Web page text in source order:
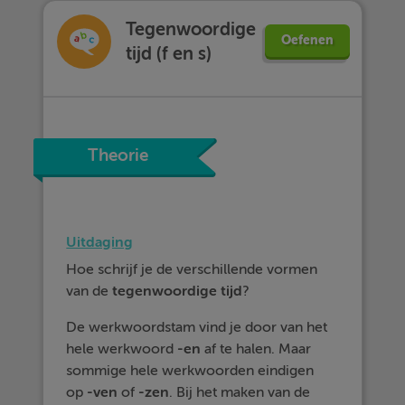
Tegenwoordige
tijd (f en s)
Oefenen
Theorie
Uitdaging
Hoe schrijf je de verschillende vormen
van detegenwoordige tijd?
De werkwoordstam vind je door van het
hele werkwoord -en af te halen. Maar
sommige hele werkwoorden eindigen
op -ven of -zen. Bij het maken van de